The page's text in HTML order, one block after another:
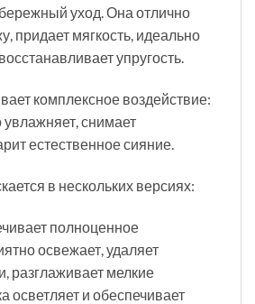
уход. Она отлично
придает мягкость, идеально
упругость.
комплексное воздействие:
увлажняет, снимает
естественное сияние.
в нескольких версиях:
полноценное
освежает, удаляет
разглаживает мелкие
осветляет и обеспечивает